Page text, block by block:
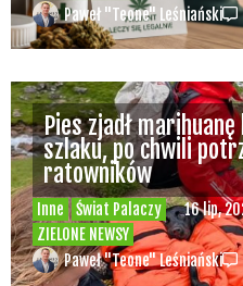
Paweł "Teone" Leśniański
Inne
Świat Palaczy
ZIELONE NEWSY
16 lip,
Pies zjadł
szlaku, po chwili
ratowników
Paweł "Teone" Leśniański